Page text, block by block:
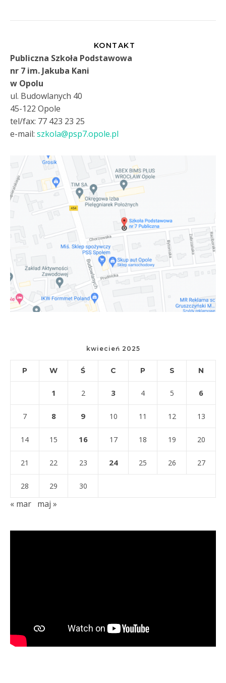
KONTAKT
Publiczna Szkoła Podstawowa
nr 7 im. Jakuba Kani
w Opolu
ul. Budowlanych 40
45-122 Opole
tel/fax: 77 423 23 25
e-mail: szkola@psp7.opole.pl
kwiecień 2025
P W Ś C P S N
1 2 3 4 5 6
7 8 9 10 11 12 13
14 15 16 17 18 19 20
21 22 23 24 25 26 27
28 29 30
« mar maj »